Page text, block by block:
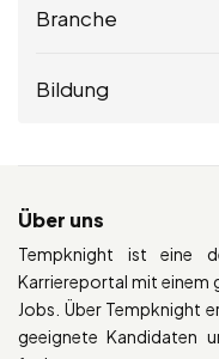
Branche
Bildung
Über uns
Tempknight ist eine
Karriereportal mit
Jobs. Über Tempknight
geeignete Kandidaten